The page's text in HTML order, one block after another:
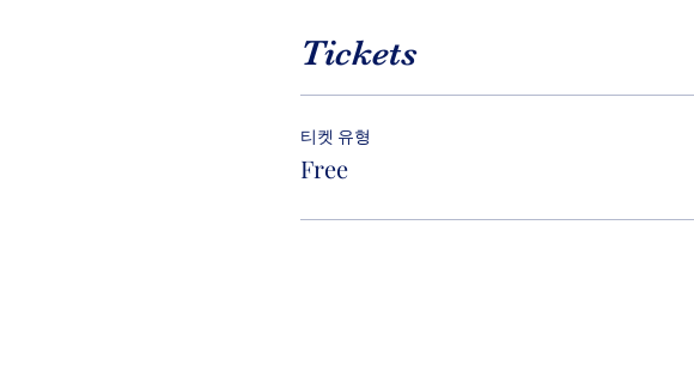
Tickets
티켓 유형
Free